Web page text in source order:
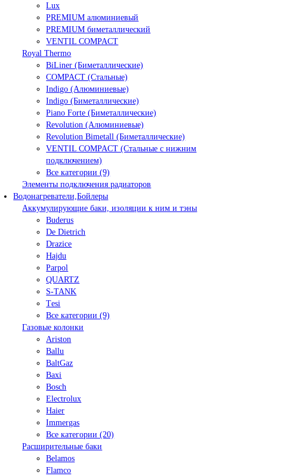
Lux
PREMIUM алюминиевый
PREMIUM биметаллический
VENTIL COMPACT
Royal Thermo
BiLiner (Биметаллические)
COMPACT (Стальные)
Indigo (Алюминиевые)
Indigo (Биметаллические)
Piano Forte (Биметаллические)
Revolution (Алюминиевые)
Revolution Bimetall (Биметаллические)
VENTIL COMPACT (Стальные с нижним
подключением)
Все категории (9)
Элементы подключения радиаторов
Водонагреватели,Бойлеры
Аккумулирующие баки, изоляции к ним и тэны
Buderus
De Dietrich
Drazice
Hajdu
Parpol
QUARTZ
S-TANK
Tеsi
Все категории (9)
Газовые колонки
Ariston
Ballu
BaltGaz
Baxi
Bosсh
Electrolux
Haier
Immergas
Все категории (20)
Расширительные баки
Belamos
Flamco